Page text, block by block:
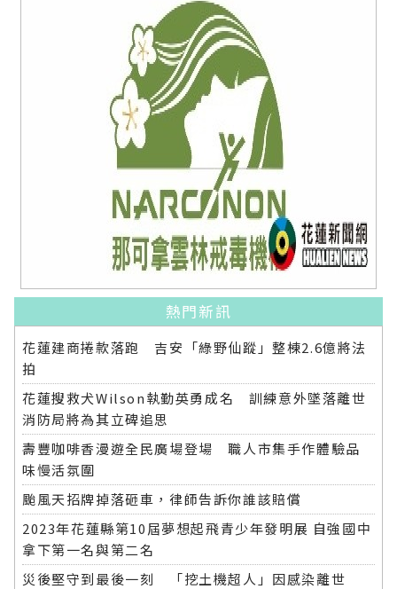
熱門新訊
花蓮建商捲款落跑 吉安「綠野仙蹤」整棟2.6億將法
拍
花蓮搜救犬Wilson執勤英勇成名 訓練意外墜落離世
消防局將為其立碑追思
壽豐咖啡香漫遊全民廣場登場 職人市集手作體驗品
味慢活氛圍
颱風天招牌掉落砸車，律師告訴你誰該賠償
2023年花蓮縣第10屆夢想起飛青少年發明展 自強國中
拿下第一名與第二名
災後堅守到最後一刻 「挖土機超人」因感染離世